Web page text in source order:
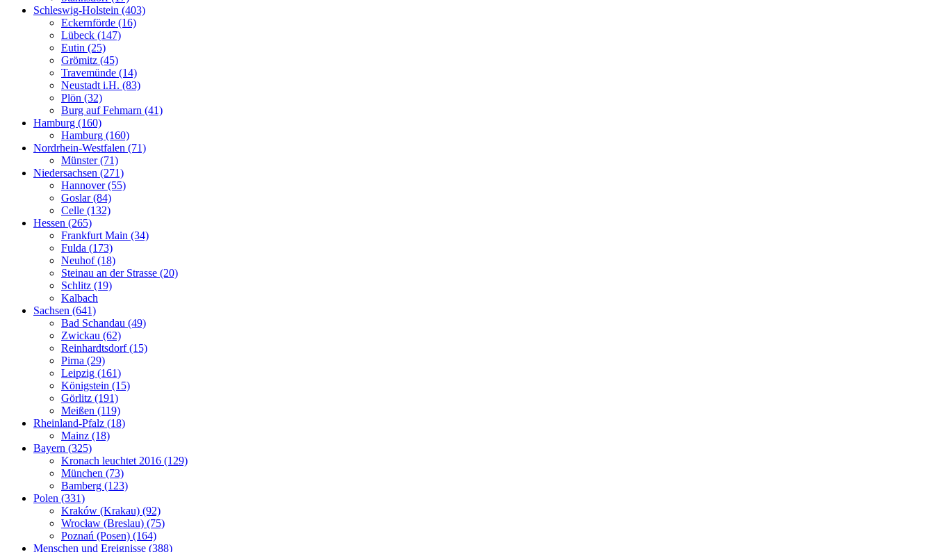
Schleswig-Holstein (403)
Eckernförde (16)
Lübeck (147)
Eutin (25)
Grömitz (45)
Travemünde (14)
Neustadt i.H. (83)
Plön (32)
Burg auf Fehmarn (41)
Hamburg (160)
Hamburg (160)
Nordrhein-Westfalen (71)
Münster (71)
Niedersachsen (271)
Hannover (55)
Goslar (84)
Celle (132)
Hessen (265)
Frankfurt Main (34)
Fulda (173)
Neuhof (18)
Steinau an der Strasse (20)
Schlitz (19)
Kalbach
Sachsen (641)
Bad Schandau (49)
Zwickau (62)
Reinhardtsdorf (15)
Pirna (29)
Leipzig (161)
Königstein (15)
Görlitz (191)
Meißen (119)
Rheinland-Pfalz (18)
Mainz (18)
Bayern (325)
Kronach leuchtet 2016 (129)
München (73)
Bamberg (123)
Polen (331)
Kraków (Krakau) (92)
Wrocław (Breslau) (75)
Poznań (Posen) (164)
Menschen und Ereignisse (388)